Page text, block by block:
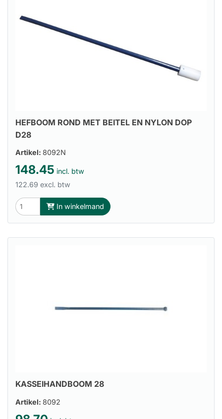
HEFBOOM ROND MET BEITEL EN NYLON DOP
D28
Artikel: 8092N
148.45 incl. btw
122.69 excl. btw
In winkelmand
KASSEIHANDBOOM 28
Artikel: 8092